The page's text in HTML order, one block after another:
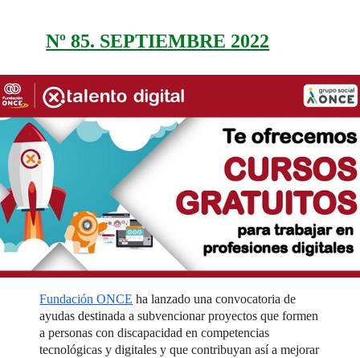
Nº 85. SEPTIEMBRE 2022
Fundación ONCE ha lanzado una convocatoria de
ayudas destinada a subvencionar proyectos que formen
a personas con discapacidad en competencias
tecnológicas y digitales y que contribuyan así a mejorar